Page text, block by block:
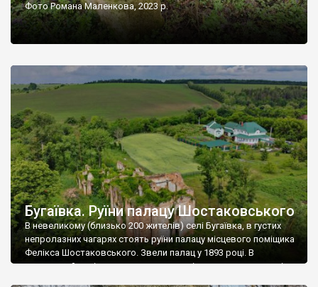
Фото Романа Маленкова, 2023 р.
Бугаївка. Руїни палацу Шостаковського
В невеликому (близько 200 жителів) селі Бугаївка, в густих
непролазних чагарях стоять руїни палацу місцевого поміщика
Фелікса Шостаковського. Звели палац у 1893 році. В
радянський період у ньому спочатку містилася школа, потім